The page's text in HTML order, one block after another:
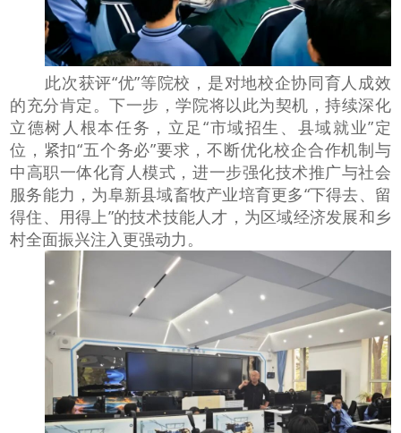
此次获评“优”等院校，是对地校企协同育人成效
的充分肯定。下一步，学院将以此为契机，持续深化
立德树人根本任务，立足“市域招生、县域就业”定
位，紧扣“五个务必”要求，不断优化校企合作机制与
中高职一体化育人模式，进一步强化技术推广与社会
服务能力，为阜新县域畜牧产业培育更多“下得去、留
得住、用得上”的技术技能人才，为区域经济发展和乡
村全面振兴注入更强动力。